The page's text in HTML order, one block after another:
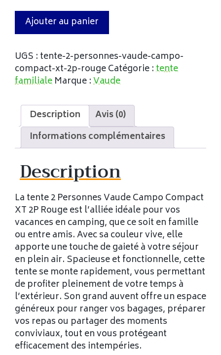
Ajouter au panier
UGS : tente-2-personnes-vaude-campo-
compact-xt-2p-rougeCatégorie :tente
familiale Marque :Vaude
Description
Avis (0)
Informations complémentaires
Description
La tente 2 Personnes Vaude Campo Compact
XT 2P Rouge est l’alliée idéale pour vos
vacances en camping, que ce soit en famille
ou entre amis. Avec sa couleur vive, elle
apporte une touche de gaieté à votre séjour
en plein air. Spacieuse et fonctionnelle, cette
tente se monte rapidement, vous permettant
de profiter pleinement de votre temps à
l’extérieur. Son grand auvent offre un espace
généreux pour ranger vos bagages, préparer
vos repas ou partager des moments
conviviaux, tout en vous protégeant
efficacement des intempéries.